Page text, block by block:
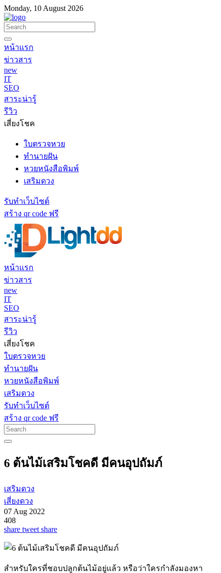
Monday, 10 August 2026
หน้าแรก
ข่าวสาร
new
IT
SEO
สาระน่ารู้
รีวิว
เสี่ยงโชค
ใบตรวจหวย
ทำนายฝัน
หวยหนังสือพิมพ์
เสริมดวง
รับทำเว็บไซต์
สร้าง qr code ฟรี
หน้าแรก
ข่าวสาร
new
IT
SEO
สาระน่ารู้
รีวิว
เสี่ยงโชค
ใบตรวจหวย
ทำนายฝัน
หวยหนังสือพิมพ์
เสริมดวง
รับทำเว็บไซต์
สร้าง qr code ฟรี
6 ต้นไม้เสริมโชคดี มีคนอุปถัมภ์
เสริมดวง
เสี่ยงดวง
07 Aug 2022
408
share tweet share
สำหรับใครที่ชอบปลูกต้นไม้อยู่แล้ว หรือว่าใครกำลังมองหา